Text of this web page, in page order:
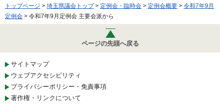
トップページ > 埼玉県議会トップ> 定例会・臨時会 > 定例会概要 > 令和7年9月
定例会 > 令和7年9月定例会 主要会派から
ページの先頭へ戻る
サイトマップ
ウェブアクセシビリティ
プライバシーポリシー・免責事項
著作権・リンクについて